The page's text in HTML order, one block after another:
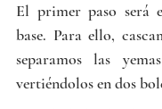
El primer paso será
base. Para ello,
separamos las
vertiéndolos en dos